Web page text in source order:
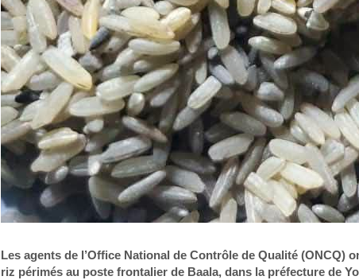
Les agents de l’Office National de Contrôle de Qualité (ONCQ)
riz périmés au poste frontalier de Baala, dans la préfecture de